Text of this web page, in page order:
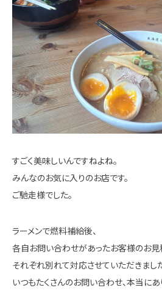
すごく美味しいんですねよね。
みんなのお気に入りのお店です。
ご馳走様でした。
ラーメンで燃料補給後、
各自お問い合わせがあったお客様のお見
それぞれ別れて対応させていただきま
いつもたくさんのお問い合わせ、本当に